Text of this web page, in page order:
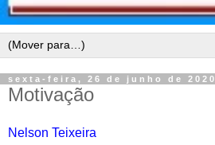
sexta-feira, 26 de junho de 2020
Motivação
Nelson Teixeira